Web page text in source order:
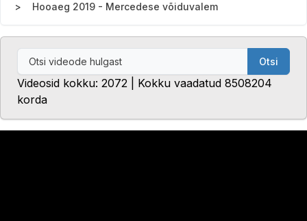
Hooaeg 2019 - Mercedese võiduvalem
Otsi
Videosid kokku: 2072 | Kokku vaadatud 8508204
korda